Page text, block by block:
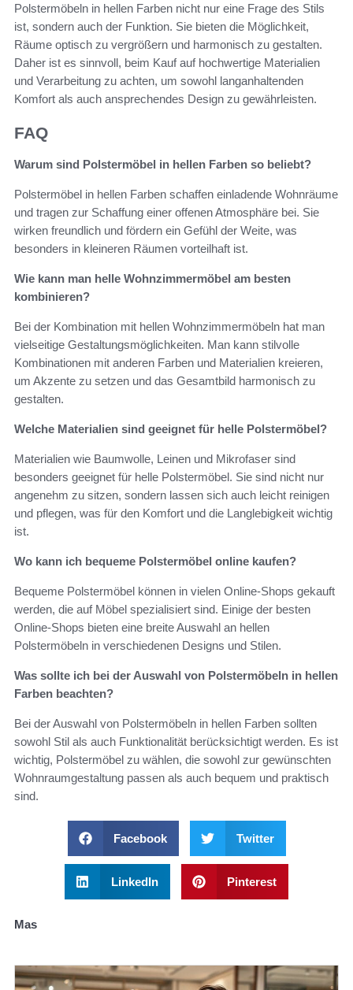
Polstermöbeln in hellen Farben nicht nur eine Frage des Stils
ist, sondern auch der Funktion. Sie bieten die Möglichkeit,
Räume optisch zu vergrößern und harmonisch zu gestalten.
Daher ist es sinnvoll, beim Kauf auf hochwertige Materialien
und Verarbeitung zu achten, um sowohl langanhaltenden
Komfort als auch ansprechendes Design zu gewährleisten.
FAQ
Warum sind Polstermöbel in hellen Farben so beliebt?
Polstermöbel in hellen Farben schaffen einladende Wohnräume
und tragen zur Schaffung einer offenen Atmosphäre bei. Sie
wirken freundlich und fördern ein Gefühl der Weite, was
besonders in kleineren Räumen vorteilhaft ist.
Wie kann man helle Wohnzimmermöbel am besten
kombinieren?
Bei der Kombination mit hellen Wohnzimmermöbeln hat man
vielseitige Gestaltungsmöglichkeiten. Man kann stilvolle
Kombinationen mit anderen Farben und Materialien kreieren,
um Akzente zu setzen und das Gesamtbild harmonisch zu
gestalten.
Welche Materialien sind geeignet für helle Polstermöbel?
Materialien wie Baumwolle, Leinen und Mikrofaser sind
besonders geeignet für helle Polstermöbel. Sie sind nicht nur
angenehm zu sitzen, sondern lassen sich auch leicht reinigen
und pflegen, was für den Komfort und die Langlebigkeit wichtig
ist.
Wo kann ich bequeme Polstermöbel online kaufen?
Bequeme Polstermöbel können in vielen Online-Shops gekauft
werden, die auf Möbel spezialisiert sind. Einige der besten
Online-Shops bieten eine breite Auswahl an hellen
Polstermöbeln in verschiedenen Designs und Stilen.
Was sollte ich bei der Auswahl von Polstermöbeln in hellen
Farben beachten?
Bei der Auswahl von Polstermöbeln in hellen Farben sollten
sowohl Stil als auch Funktionalität berücksichtigt werden. Es ist
wichtig, Polstermöbel zu wählen, die sowohl zur gewünschten
Wohnraumgestaltung passen als auch bequem und praktisch
sind.
Facebook Twitter
LinkedIn Pinterest
Mas